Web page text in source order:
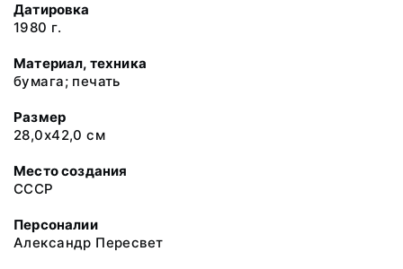
Датировка
1980 г.
Материал, техника
бумага; печать
Размер
28,0х42,0 см
Место создания
СССР
Персоналии
Александр Пересвет